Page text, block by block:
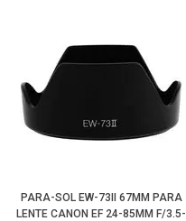
PARA-SOL EW-73II 67MM PARA
LENTE CANON EF 24-85MM F/3.5-